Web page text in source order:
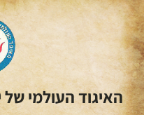
האיגוד העולמי של